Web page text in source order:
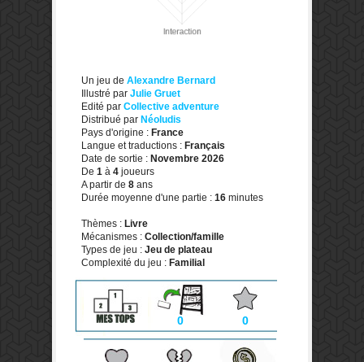
Un jeu de Alexandre Bernard
Illustré par Julie Gruet
Edité par Collective adventure
Distribué par Néoludis
Pays d'origine : France
Langue et traductions : Français
Date de sortie : Novembre 2026
De 1 à 4 joueurs
A partir de 8 ans
Durée moyenne d'une partie : 16 minutes
Thèmes : Livre
Mécanismes : Collection/famille
Types de jeu : Jeu de plateau
Complexité du jeu : Familial
0 0